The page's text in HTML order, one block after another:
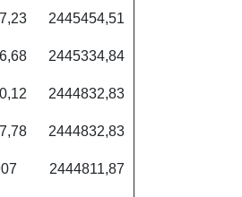
2445454,51
2445334,84
2444832,83
2444832,83
2444811,87